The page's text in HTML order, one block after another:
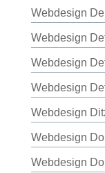
Webdesign
Webdesign
Webdesign
Webdesign
Webdesign
Webdesign
Webdesign